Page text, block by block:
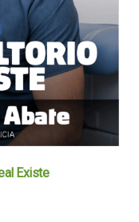
Existe